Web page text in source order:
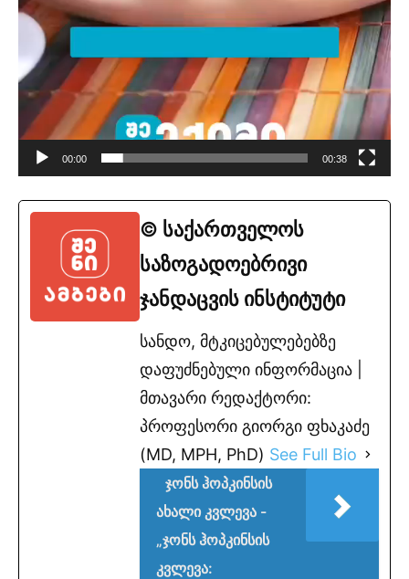
00:00 00:38
© საქართველოს
საზოგადოებრივი
ჯანდაცვის ინსტიტუტი
სანდო, მტკიცებულებებზე
დაფუძნებული ინფორმაცია |
მთავარი რედაქტორი:
პროფესორი გიორგი ფხაკაძე
(MD, MPH, PhD) See Full Bio
ჯონს ჰოპკინსის
ახალი კვლევა -
„ჯონს ჰოპკინსის
კვლევა: